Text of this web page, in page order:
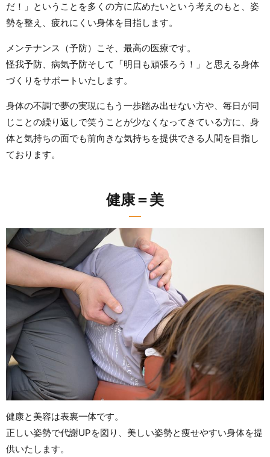
だ！」ということを多くの方に広めたいという考えのもと、姿
勢を整え、疲れにくい身体を目指します。
メンテナンス（予防）こそ、最高の医療です。
怪我予防、病気予防そして「明日も頑張ろう！」と思える身体
づくりをサポートいたします。
身体の不調で夢の実現にもう一歩踏み出せない方や、 毎日が同
じことの繰り返しで笑うことが少なくなってきている方に、 身
体と気持ちの面でも前向きな気持ちを提供できる人間を目指し
ております。
健康＝美
健康と美容は表裏一体です。
正しい姿勢で代謝UPを図り、美しい姿勢と痩せやすい身体を提
供いたします。